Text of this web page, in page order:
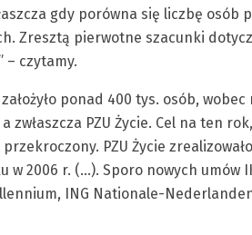
gdy porówna się liczbę osób
Zresztą pierwotne szacunki
– czytamy.
ponad 400 tys. osób, wobec
zwłaszcza PZU Życie. Cel na ten
PZU Życie
2006 r. (…). Sporo nowych umów
ING Nationale-Nederlanden